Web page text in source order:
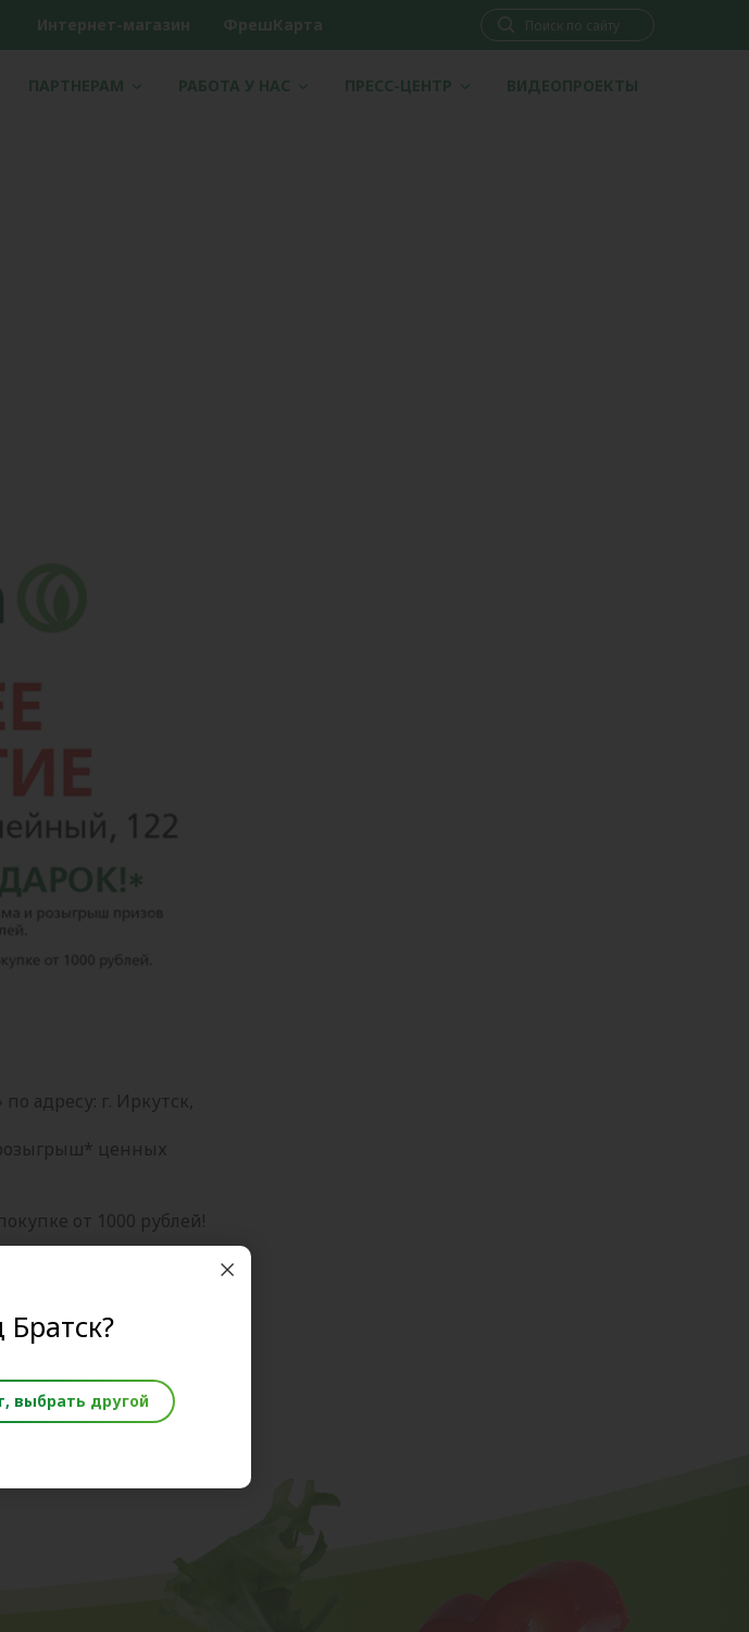
Интернет-магазин ФрешКарта
ПАРТНЕРАМ РАБОТА У НАС ПРЕСС-ЦЕНТР ВИДЕОПРОЕКТЫ
адресу: г. Иркутск,
ценных
от 1000 рублей!
указать Ф.И.О. и
выбрать другой